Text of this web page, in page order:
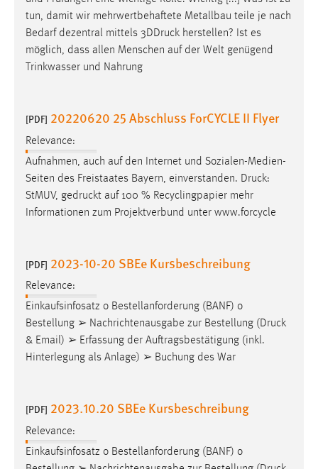
tun, damit wir mehrwertbehaftete Metallbau­ teile je nach
Bedarf dezentral mittels 3D­Druck herstellen? Ist es
möglich, dass allen Menschen auf der Welt genügend
Trinkwasser und Nahrung
[PDF] 20220620 25 Abschluss ForCYCLE II Flyer
Relevance:
Aufnahmen, auch auf den Internet und Sozialen-Medien-
Seiten des Freistaates Bayern, einverstanden. Druck:
StMUV, gedruckt auf 100 % Recyclingpapier mehr
Informationen zum Projektverbund unter www.forcycle
[PDF] 2023-10-20 SBEe Kursbeschreibung
Relevance:
Einkaufsinfosatz o Bestellanforderung (BANF) o
Bestellung ➢ Nachrichtenausgabe zur Bestellung (Druck
& Email) ➢ Erfassung der Auftragsbestätigung (inkl.
Hinterlegung als Anlage) ➢ Buchung des War
[PDF] 2023.10.20 SBEe Kursbeschreibung
Relevance:
Einkaufsinfosatz o Bestellanforderung (BANF) o